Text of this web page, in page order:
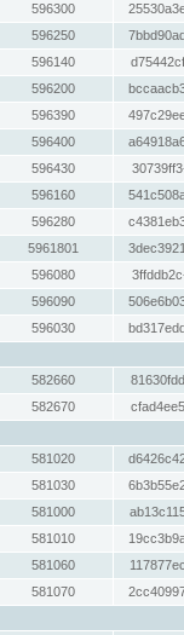
596300
596250
596140
596200
596390
596400
596430
596160
596280
5961801
596080
596090
596030
582660
582670
581020
581030
581000
581010
581060
581070